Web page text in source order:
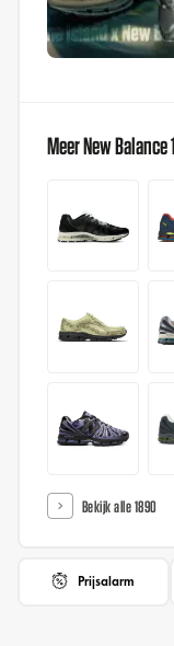
Meer New
Bekijk alle 1890
Prijsalarm